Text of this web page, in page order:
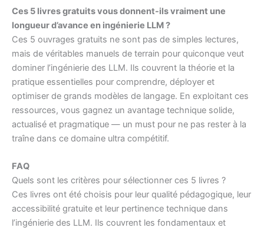
Ces 5 livres gratuits vous donnent-ils vraiment une
longueur d’avance en ingénierie LLM ?
Ces 5 ouvrages gratuits ne sont pas de simples lectures,
mais de véritables manuels de terrain pour quiconque veut
dominer l’ingénierie des LLM. Ils couvrent la théorie et la
pratique essentielles pour comprendre, déployer et
optimiser de grands modèles de langage. En exploitant ces
ressources, vous gagnez un avantage technique solide,
actualisé et pragmatique — un must pour ne pas rester à la
traîne dans ce domaine ultra compétitif.
FAQ
Quels sont les critères pour sélectionner ces 5 livres ?
Ces livres ont été choisis pour leur qualité pédagogique, leur
accessibilité gratuite et leur pertinence technique dans
l’ingénierie des LLM. Ils couvrent les fondamentaux et